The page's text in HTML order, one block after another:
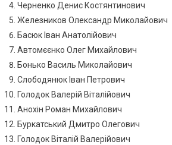
Черненко Денис Костянтинович
Железников Олександр Миколайович
Басюк Іван Анатолійович
Автомєєнко Олег Михайлович
Бонько Василь Миколайович
Слободянюк Іван Петрович
Голодок Валерій Віталійович
Анохін Роман Михайлович
Буркатський Дмитро Олегович
Голодок Віталій Валерійович